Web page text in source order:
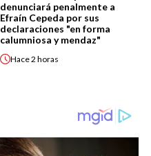
denunciará penalmente a
Efraín Cepeda por sus
declaraciones "en forma
calumniosa y mendaz"
Hace2 horas